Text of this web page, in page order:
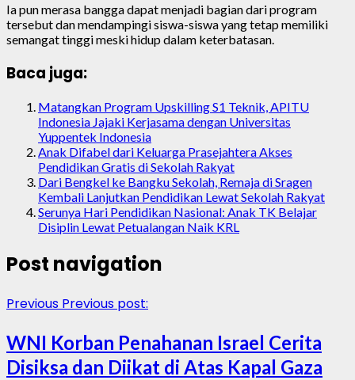
Ia pun merasa bangga dapat menjadi bagian dari program
tersebut dan mendampingi siswa-siswa yang tetap memiliki
semangat tinggi meski hidup dalam keterbatasan.
Baca juga:
Matangkan Program Upskilling S1 Teknik, APITU
Indonesia Jajaki Kerjasama dengan Universitas
Yuppentek Indonesia
Anak Difabel dari Keluarga Prasejahtera Akses
Pendidikan Gratis di Sekolah Rakyat
Dari Bengkel ke Bangku Sekolah, Remaja di Sragen
Kembali Lanjutkan Pendidikan Lewat Sekolah Rakyat
Serunya Hari Pendidikan Nasional: Anak TK Belajar
Disiplin Lewat Petualangan Naik KRL
Post navigation
Previous Previous post:
WNI Korban Penahanan Israel Cerita
Disiksa dan Diikat di Atas Kapal Gaza